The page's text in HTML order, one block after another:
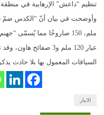
تنظيم “داعش” الإرهابية في منطقة
عيار 120 ملم و3
السياقات المعمول بها بلا حادث
الانبار